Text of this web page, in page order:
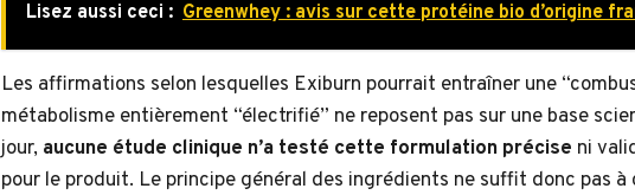
Lisez aussi ceci : Greenwhey : avis sur cette protéine bio d’origine
Les affirmations selon lesquelles Exiburn pourrait entraîner une
métabolisme entièrement “électrifié” ne reposent pas sur une base
jour, aucune étude clinique n’a testé cette formulation précise ni
pour le produit. Le principe général des ingrédients ne suffit donc pas